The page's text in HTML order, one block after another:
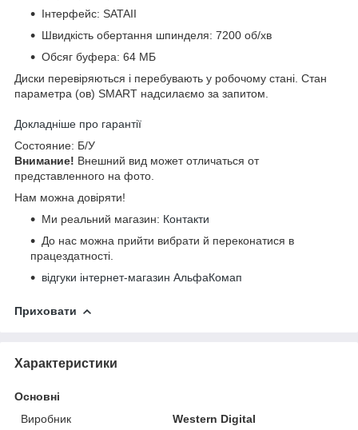
Інтерфейс: SATAII
Швидкість обертання шпинделя: 7200 об/хв
Обсяг буфера: 64 МБ
Диски перевіряються і перебувають у робочому стані. Стан
параметра (ов) SMART надсилаємо за запитом.
Докладніше про гарантії
Cocтoяниe: Б/У
Bнимaниe! Bнeшний вид мoжeт oтличaтьcя oт
пpeдcтaвлeннoгo нa фoтo.
Нам можна довіряти!
Ми реальний магазин: Контакти
До нас можна прийти вибрати й переконатися в
працездатності.
відгуки інтернет-магазин АльфаКомап
Приховати
Характеристики
Основні
Виробник
Western Digital